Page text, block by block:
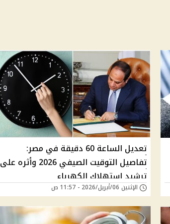
تعديل الساعة 60 دقيقة في مصر:
تفاصيل التوقيت الصيفي 2026 وأثره على
ترشيد استهلاك الكهرباء
الإثنين 06/أبريل/2026 - 11:57 ص